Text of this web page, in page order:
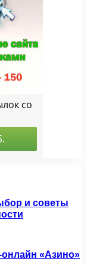
и советы
«Азино»